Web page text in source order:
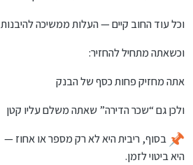
וכל עוד החוב קיים — העלות ממשיכה להיבנות
וכשאתה מתחיל להחזיר:
אתה מחזיק פחות כסף של הבנק
ולכן גם “שכר הדירה” שאתה משלם עליו קטן
בסוף, ריבית היא לא רק מספר או אחוז —
היא ביטוי לזמן.